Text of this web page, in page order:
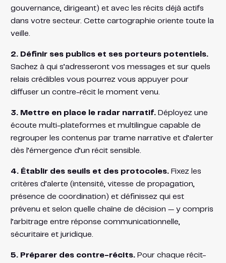
gouvernance, dirigeant) et avec les récits déjà actifs
dans votre secteur. Cette cartographie oriente toute la
veille.
2. Définir ses publics et ses porteurs potentiels.
Sachez à qui s’adresseront vos messages et sur quels
relais crédibles vous pourrez vous appuyer pour
diffuser un contre-récit le moment venu.
3. Mettre en place le radar narratif.Déployez une
écoute multi-plateformes et multilingue capable de
regrouper les contenus par trame narrative et d’alerter
dès l’émergence d’un récit sensible.
4. Établir des seuils et des protocoles.Fixez les
critères d’alerte (intensité, vitesse de propagation,
présence de coordination) et définissez qui est
prévenu et selon quelle chaîne de décision — y compris
l’arbitrage entre réponse communicationnelle,
sécuritaire et juridique.
5. Préparer des contre-récits.Pour chaque récit-